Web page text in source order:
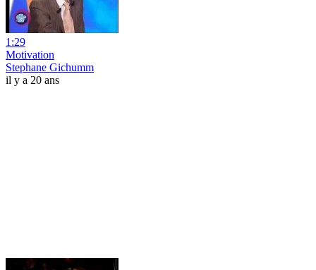
1:29
Motivation
Stephane Gichumm
il y a 20 ans